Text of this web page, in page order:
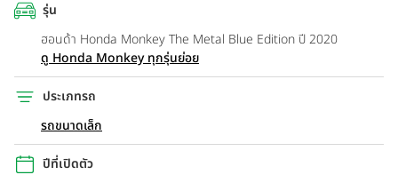
รุ่น
ฮอนด้า Honda Monkey The Metal Blue Edition ปี 2020
ดู Honda Monkey ทุกรุ่นย่อย
ประเภทรถ
รถขนาดเล็ก
ปีที่เปิดตัว